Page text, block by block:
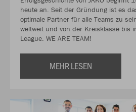
heute an. Seit der Gründung ist es
optimale Partner für alle Teams zu
weltweit und von der Kreisklasse bis
League. WE ARE TEAM!
MEHR LESEN